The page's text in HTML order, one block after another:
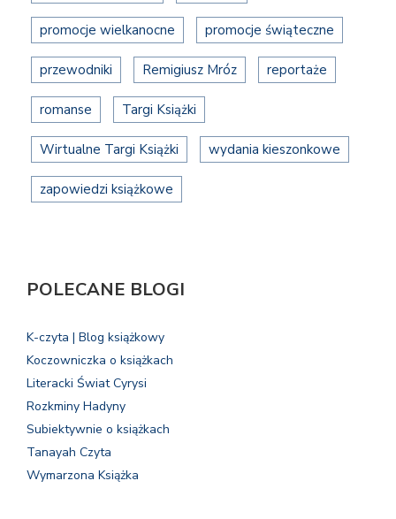
promocje wielkanocne promocje świąteczne
przewodniki Remigiusz Mróz reportaże
romanse Targi Książki
Wirtualne Targi Książki wydania kieszonkowe
zapowiedzi książkowe
POLECANE BLOGI
K-czyta | Blog książkowy
Koczowniczka o książkach
Literacki Świat Cyrysi
Rozkminy Hadyny
Subiektywnie o książkach
Tanayah Czyta
Wymarzona Książka